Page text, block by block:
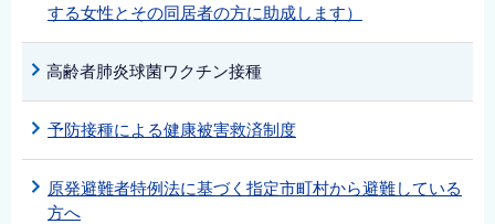
する女性とその同居者の方に助成します）
高齢者肺炎球菌ワクチン接種
予防接種による健康被害救済制度
原発避難者特例法に基づく指定市町村から避難している
方へ